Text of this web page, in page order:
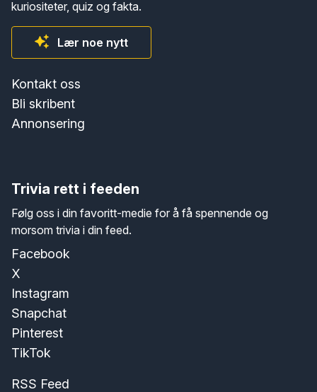
kuriositeter, quiz og fakta.
Lær noe nytt
Kontakt oss
Bli skribent
Annonsering
Trivia rett i feeden
Følg oss i din favoritt-medie for å få spennende og
morsom trivia i din feed.
Facebook
X
Instagram
Snapchat
Pinterest
TikTok
RSS Feed